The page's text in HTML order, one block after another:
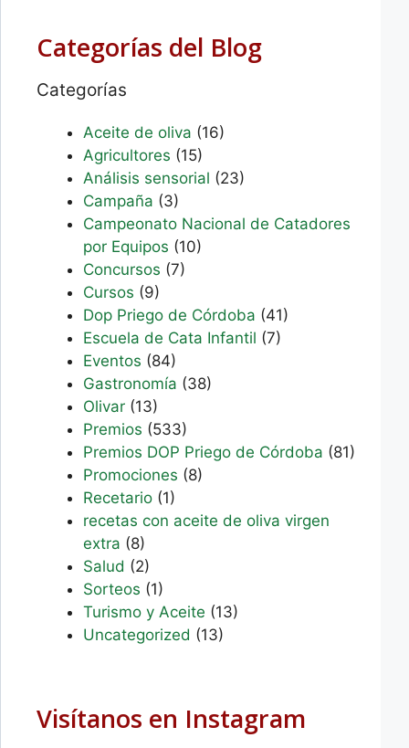
Categorías del Blog
Categorías
Aceite de oliva (16)
Agricultores (15)
Análisis sensorial (23)
Campaña (3)
Campeonato Nacional de Catadores
por Equipos (10)
Concursos (7)
Cursos (9)
Dop Priego de Córdoba (41)
Escuela de Cata Infantil (7)
Eventos (84)
Gastronomía (38)
Olivar (13)
Premios (533)
Premios DOP Priego de Córdoba (81)
Promociones (8)
Recetario (1)
recetas con aceite de oliva virgen
extra (8)
Salud (2)
Sorteos (1)
Turismo y Aceite (13)
Uncategorized (13)
Visítanos en Instagram